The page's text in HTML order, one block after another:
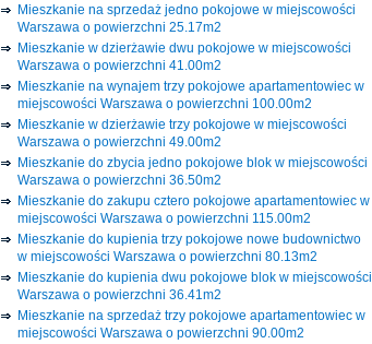
Mieszkanie na sprzedaż jedno pokojowe w miejscowości
Warszawa o powierzchni 25.17m2
Mieszkanie w dzierżawie dwu pokojowe w miejscowości
Warszawa o powierzchni 41.00m2
Mieszkanie na wynajem trzy pokojowe apartamentowiec w
miejscowości Warszawa o powierzchni 100.00m2
Mieszkanie w dzierżawie trzy pokojowe w miejscowości
Warszawa o powierzchni 49.00m2
Mieszkanie do zbycia jedno pokojowe blok w miejscowości
Warszawa o powierzchni 36.50m2
Mieszkanie do zakupu cztero pokojowe apartamentowiec w
miejscowości Warszawa o powierzchni 115.00m2
Mieszkanie do kupienia trzy pokojowe nowe budownictwo
w miejscowości Warszawa o powierzchni 80.13m2
Mieszkanie do kupienia dwu pokojowe blok w miejscowości
Warszawa o powierzchni 36.41m2
Mieszkanie na sprzedaż trzy pokojowe apartamentowiec w
miejscowości Warszawa o powierzchni 90.00m2